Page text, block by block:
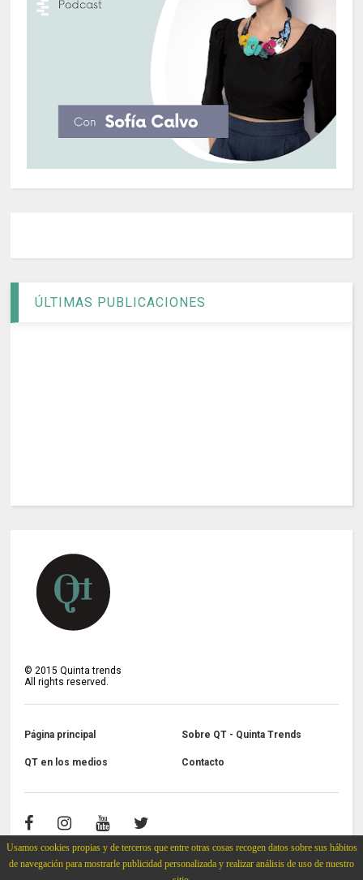
Usamos cookies propias y de terceros que entre otras cosas recogen datos sobre sus hábitos
de navegación para mostrarle publicidad personalizada y realizar análisis de uso de nuestro
ÚLTIMAS PUBLICACIONES
©2015 Quinta trends
All rights reserved.
Página principal Sobre QT - Quinta Trends
QT en los medios Contacto